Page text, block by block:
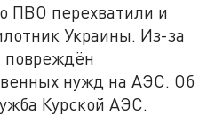
ПВО перехватили и
Украины. Из-за
нужд на АЭС. Об
Курской АЭС.